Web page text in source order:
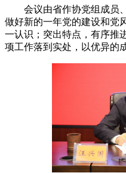
会议由省作协党组成员
做好新的一年党的建设和党
一认识；突出特点，有序推
项工作落到实处，以优异的